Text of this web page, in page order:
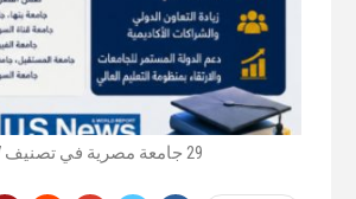
29 جامعة مصرية في تصنيف U.S. News 2026-2027.. و4 جامعات ضمن أفضل 300 عالميًا